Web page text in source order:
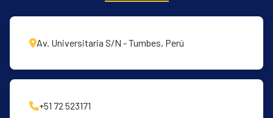
Av. Universitaria S/N - Tumbes, Perú
+51 72 523171